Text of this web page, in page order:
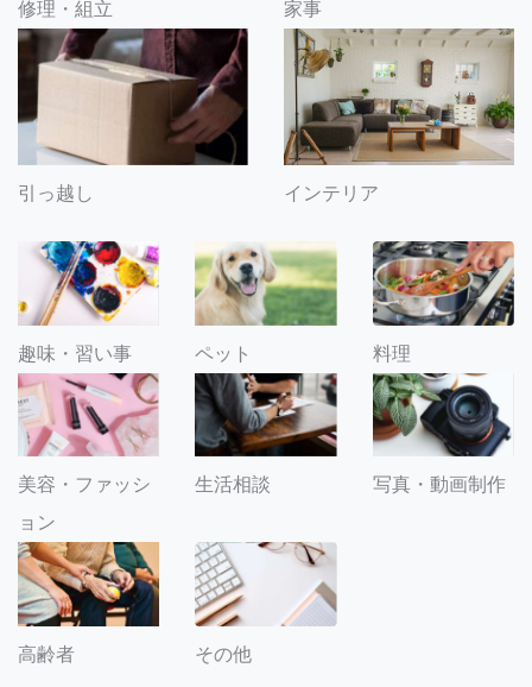
修理・組立 家事
引っ越し インテリア
趣味・習い事 ペット 料理
美容・ファッシ
ョン
生活相談 写真・動画制作
高齢者 その他